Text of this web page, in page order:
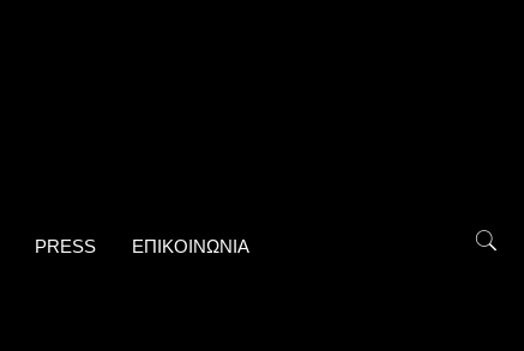
PRESS ΕΠΙΚΟΙΝΩΝΙΑ